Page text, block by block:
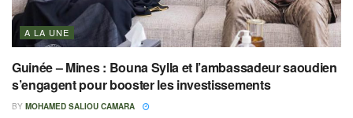
A LA UNE
Guinée – Mines : Bouna Sylla et l’ambassadeur saoudien
s’engagent pour booster les investissements
BY MOHAMED SALIOU CAMARA